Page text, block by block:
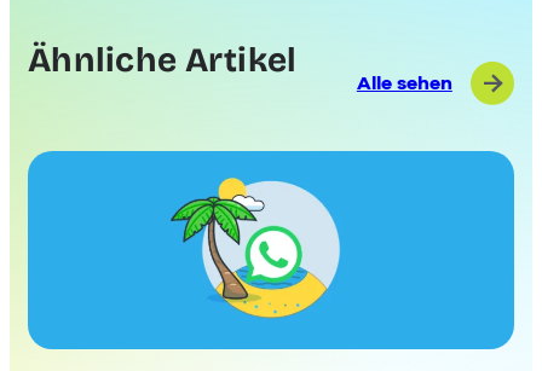
Ähnliche Artikel
Alle sehen